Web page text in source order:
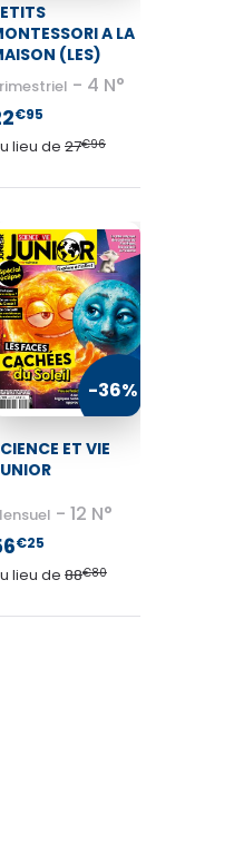
A LA
(LES)
4 N°
€95
lieu de 27€96
-36%
ET VIE
12 N°
€25
lieu de 88€80
92